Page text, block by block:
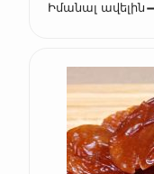
Իմանալ ավելին